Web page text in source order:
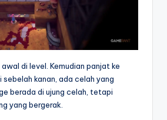
di level. Kemudian panjat ke
kanan, ada celah yang
berada di ujung celah, tetapi
yang bergerak.